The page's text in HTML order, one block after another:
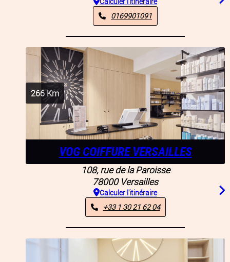
0169901091
266Km
VOG COIFFURE VERSAILLES
108, rue de la Paroisse
78000 Versailles
Calculer l'itinéraire
+33 1 30 21 62 04